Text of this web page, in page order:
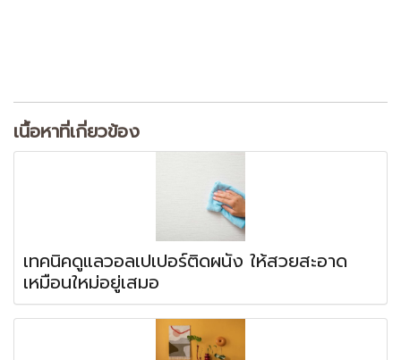
เนื้อหาที่เกี่ยวข้อง
เทคนิคดูแลวอลเปเปอร์ติดผนัง ให้สวยสะอาด
เหมือนใหม่อยู่เสมอ